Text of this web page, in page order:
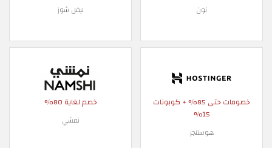
نون ليفل شوز
خصومات حتى 85% + كوبونات
15%
هوستنجر
خصم لغاية 80%
نمشي